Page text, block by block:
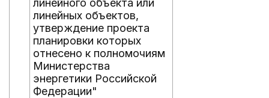
линейного объекта или
линейных объектов,
утверждение проекта
планировки которых
отнесено к полномочиям
Министерства
энергетики Российской
Федерации"